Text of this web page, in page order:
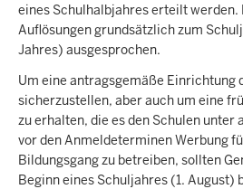
eines Schulhalbjahres erteilt werden.
Auflösungen grundsätzlich zum
Jahres) ausgesprochen.
Um eine antragsgemäße Einrichtung
sicherzustellen, aber auch um eine
zu erhalten, die es den Schulen unter
vor den Anmeldeterminen Werbung
Bildungsgang zu betreiben, sollten
Beginn eines Schuljahres (1. August)